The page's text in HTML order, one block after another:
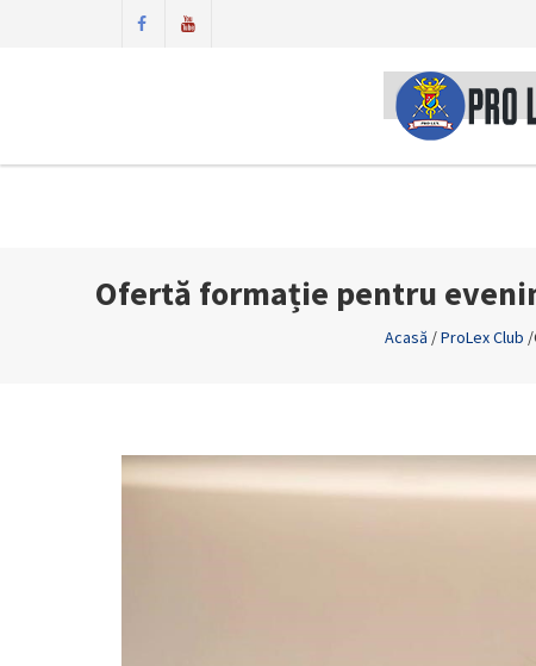
Ofertă formație pentru
Acasă /ProLex Club /